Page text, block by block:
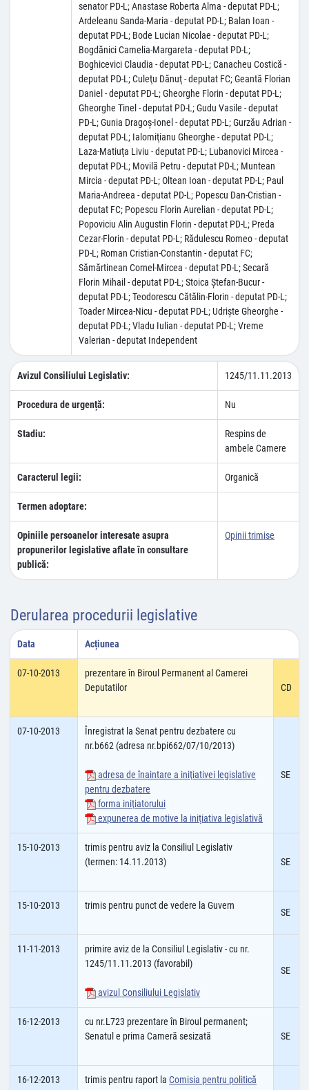
senator PD-L; Anastase Roberta Alma - deputat PD-L;
Ardeleanu Sanda-Maria - deputat PD-L; Balan Ioan -
deputat PD-L; Bode Lucian Nicolae - deputat PD-L;
Bogdănici Camelia-Margareta - deputat PD-L;
Boghicevici Claudia - deputat PD-L; Canacheu Costică -
deputat PD-L; Culeţu Dănuţ - deputat FC; Geantă Florian
Daniel - deputat PD-L; Gheorghe Florin - deputat PD-L;
Gheorghe Tinel - deputat PD-L; Gudu Vasile - deputat
PD-L; Gunia Dragoş-Ionel - deputat PD-L; Gurzău Adrian -
deputat PD-L; Ialomiţianu Gheorghe - deputat PD-L;
Laza-Matiuţa Liviu - deputat PD-L; Lubanovici Mircea -
deputat PD-L; Movilă Petru - deputat PD-L; Muntean
Mircia - deputat PD-L; Oltean Ioan - deputat PD-L; Paul
Maria-Andreea - deputat PD-L; Popescu Dan-Cristian -
deputat FC; Popescu Florin Aurelian - deputat PD-L;
Popoviciu Alin Augustin Florin - deputat PD-L; Preda
Cezar-Florin - deputat PD-L; Rădulescu Romeo - deputat
PD-L; Roman Cristian-Constantin - deputat FC;
Sămărtinean Cornel-Mircea - deputat PD-L; Secară
Florin Mihail - deputat PD-L; Stoica Ştefan-Bucur -
deputat PD-L; Teodorescu Cătălin-Florin - deputat PD-L;
Toader Mircea-Nicu - deputat PD-L; Udrişte Gheorghe -
deputat PD-L; Vladu Iulian - deputat PD-L; Vreme
Valerian - deputat Independent
Avizul Consiliului Legislativ: 1245/11.11.2013
Procedura de urgență: Nu
Stadiu:
Respins de
ambele Camere
Caracterul legii: Organică
Termen adoptare:
Opiniile persoanelor interesate asupra
propunerilor legislative aflate în consultare
publică:
Opinii trimise
Derularea procedurii legislative
Data Acțiunea
07-10-2013
prezentare în Biroul Permanent al Camerei
Deputatilor
CD
07-10-2013
Înregistrat la Senat pentru dezbatere cu
nr.b662 (adresa nr.bpi662/07/10/2013)
adresa de înaintare a iniţiativei legislative
pentru dezbatere
forma iniţiatorului
expunerea de motive la iniţiativa legislativă
SE
15-10-2013
trimis pentru aviz la Consiliul Legislativ
(termen: 14.11.2013)
SE
15-10-2013 trimis pentru punct de vedere la Guvern
SE
11-11-2013
primire aviz de la Consiliul Legislativ - cu nr.
1245/11.11.2013 (favorabil)
avizul Consiliului Legislativ
SE
16-12-2013
cu nr.L723 prezentare în Biroul permanent;
Senatul e prima Cameră sesizată
SE
16-12-2013 trimis pentru raport la Comisia pentru politică